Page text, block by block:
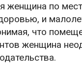
женщина по
и
что
женщина